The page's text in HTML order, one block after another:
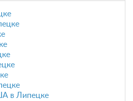
в Липецке